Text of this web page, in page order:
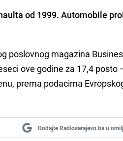
od 1999. Automobile
poslovnog magazina
ove godine za 17,4
prema podacima
Dodajte Radiosarajevo.ba u